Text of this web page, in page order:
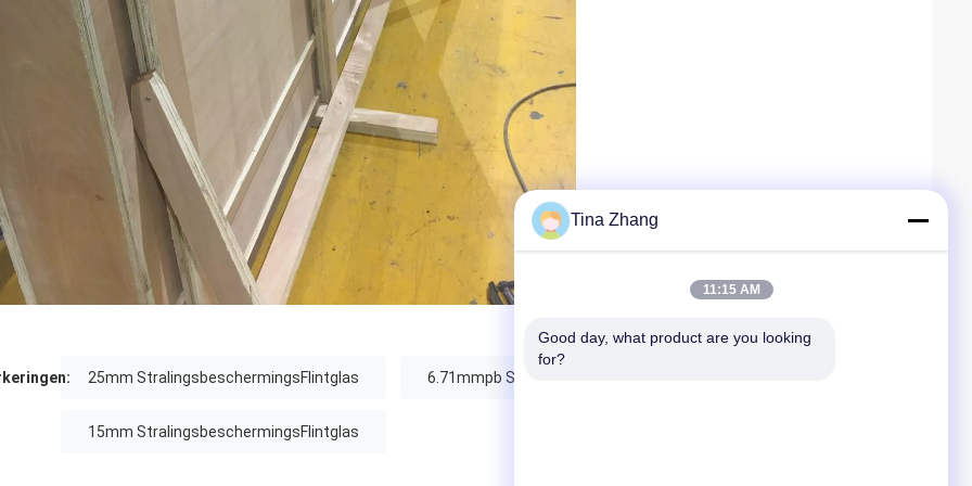
25mm StralingsbeschermingsFlintglas 6.71mmpb StralingsbeschermingsFlintglas
15mm StralingsbeschermingsFlintglas
Tina Zhang
11:15 AM
Good day, what product are you looking
for?